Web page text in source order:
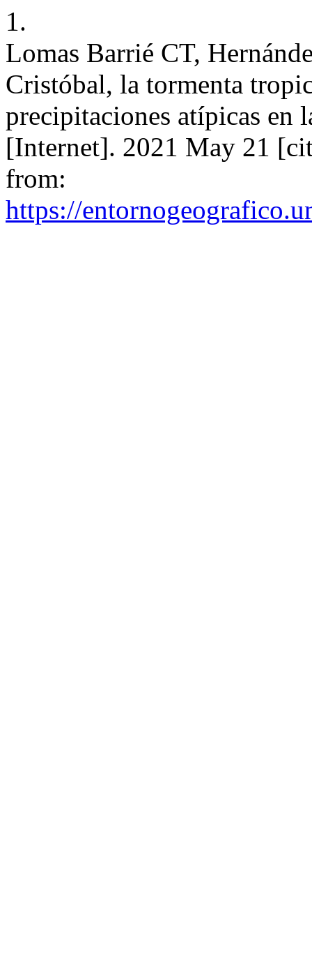
1.
Lomas Barrié CT,
Cristóbal, la tormenta
precipitaciones atípicas en
[Internet]. 2021 May 21
from:
https://